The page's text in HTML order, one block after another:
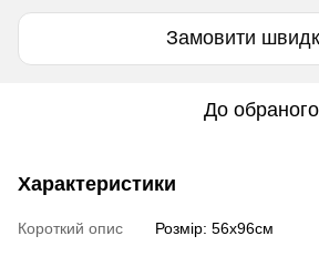
Замовити
До обраного
Характеристики
Короткий опис Розмір: 56х96см